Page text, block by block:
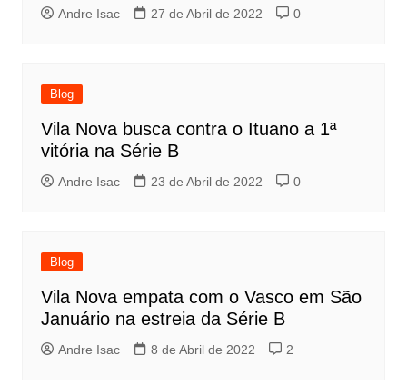
Andre Isac 27 de Abril de 2022 0
Blog
Vila Nova busca contra o Ituano a 1ª
vitória na Série B
Andre Isac 23 de Abril de 2022 0
Blog
Vila Nova empata com o Vasco em São
Januário na estreia da Série B
Andre Isac 8 de Abril de 2022 2